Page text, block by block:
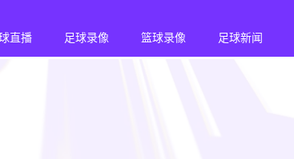
直播 足球录像 篮球录像 足球新闻